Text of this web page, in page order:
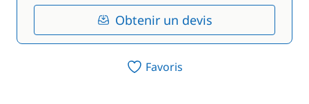
Obtenir un devis
Favoris